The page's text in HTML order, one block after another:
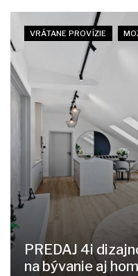
VRÁTANE PROVÍZIE
PREDAJ 4i
na bývanie aj